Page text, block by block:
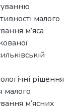
малого
м’яса
рішення
малого
м’ясних